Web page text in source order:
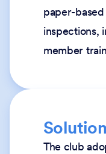
paper-
inspections,
member
Solution
The club